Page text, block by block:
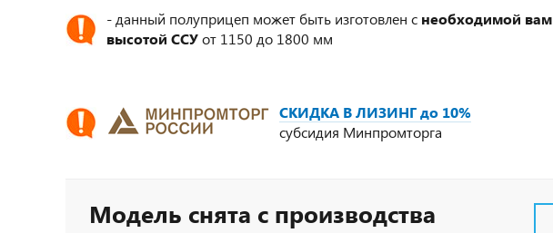
- данный полуприцеп может быть изготовлен с необходимой вам
высотой ССУот 1150 до 1800 мм
СКИДКА В ЛИЗИНГ до 10%
субсидия Минпромторга
Модель снята с производства